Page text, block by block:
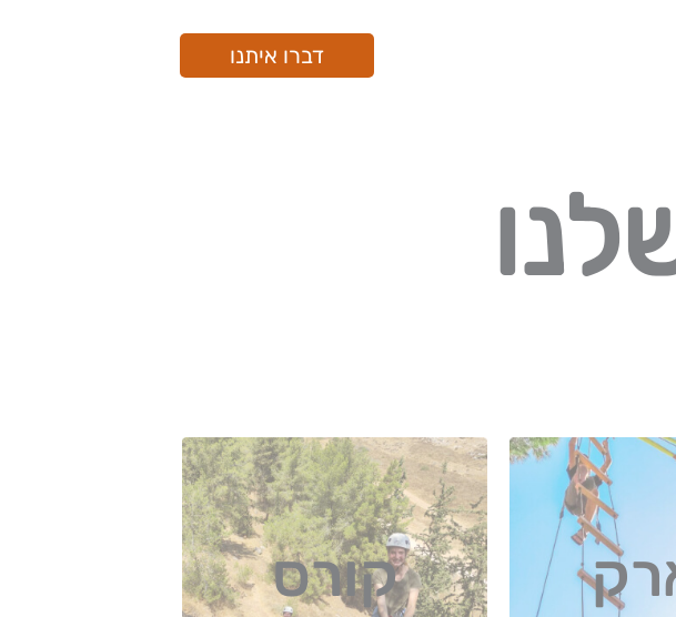
דברו איתנו
קורס